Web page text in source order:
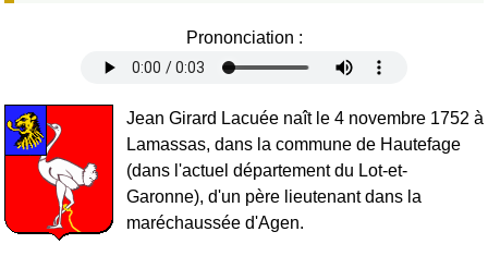
Prononciation :
Jean Girard Lacuée naît le 4 novembre 1752 à
Lamassas, dans la commune de Hautefage
(dans l'actuel département du Lot-et-
Garonne), d'un père lieutenant dans la
maréchaussée d'Agen.